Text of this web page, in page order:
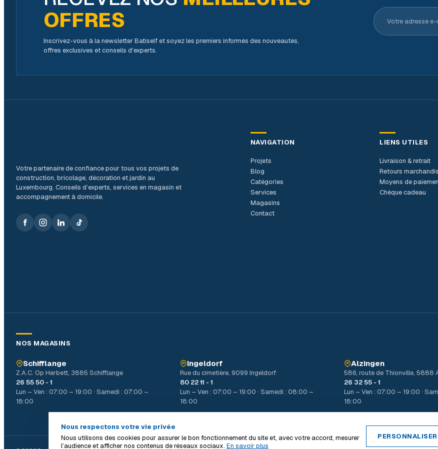
OFFRES
Inscrivez-vous à la newsletter Batiself et soyez les premiers informés des nouveautés,
offres exclusives et conseils d'experts.
Votre adresse e-
Votre partenaire de confiance pour tous vos projets de
construction, bricolage, décoration et jardin au
Luxembourg. Conseils d’experts, services en magasin et
accompagnement à domicile.
NAVIGATION
Projets
Blog
Catégories
Services
Magasins
Contact
LIENS UTILES
Livraison & retrait
Retours
Moyens de
Chèque cadeau
NOS MAGASINS
Schifflange
Z.A.C. Op Herbett, 3885 Schifflange
26 55 50 - 1
Lun – Ven : 07:00 – 19:00 · Samedi : 07:00 –
18:00
Ingeldorf
Rue du cimetière, 9099 Ingeldorf
80 22 11 - 1
Lun – Ven : 07:00 – 19:00 · Samedi : 08:00 –
18:00
Alzingen
586, route de Thionville, 5888
26 32 55 - 1
Lun – Ven : 07:00 – 19:00 ·
18:00
Nous respectons votre vie privée
Nous utilisons des cookies pour assurer le bon fonctionnement du site et, avec votre accord, mesurer
l’audience et afficher nos contenus de réseaux sociaux. En savoir plus
PERSONNALISER